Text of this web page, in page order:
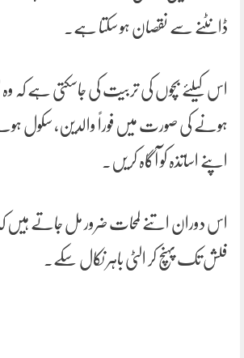
ڈانٹنے سے نقصان ہو سکتا ہے۔
اس کیلئے بچوں کی تربیت کی جاسکتی ہے کہ
ہونے کی صورت میں فوراً والدین، سکول
اپنے اساتذہ کو آگاہ کریں۔
اس دوران اتنے لمحات ضرور مل جاتے ہیں کہ
فلش تک پہنچ کر الٹی باہر نکال سکے۔